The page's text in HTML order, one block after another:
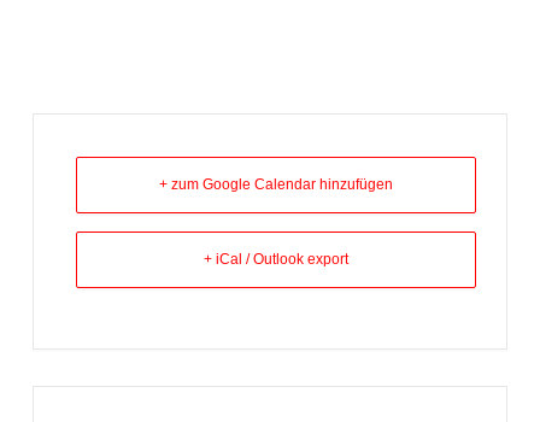
+ zum Google Calendar hinzufügen
+ iCal / Outlook export